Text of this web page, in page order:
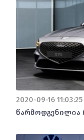
2020-09-16 11:03:25
წარმოდგენილია